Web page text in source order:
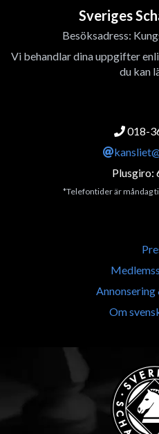
Sveriges
Besöksadress:
Vi behandlar dina uppgifter
du kan
018-
Plusgiro:
*Telefontider är måndag
Annonsering
Om